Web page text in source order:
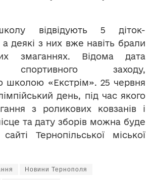
відвідують 5 діток-
а деякі з них вже навіть брали
змаганнях. Відома дата
спортивного заходу,
школою «Екстрім». 25 червня
день, під час якого
з роликових ковзанів і
та дату зборів можна буде
Тернопільської міської
Новини Тернополя